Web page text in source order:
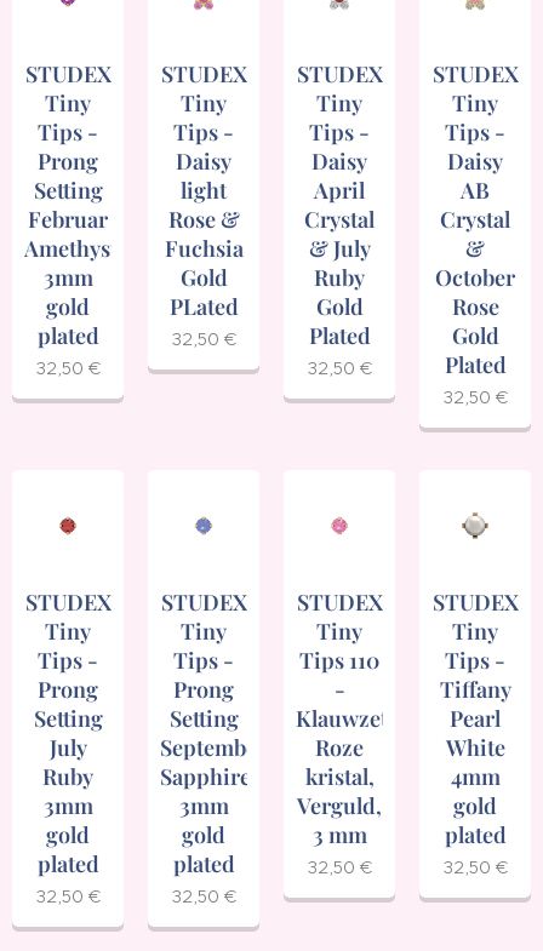
STUDEX
Tiny
Tips -
Prong
Setting
Februar
Amethyst
3mm
gold
plated
32,50 €
STUDEX
Tiny
Tips -
Daisy
light
Rose &
Fuchsia
Gold
PLated
32,50 €
STUDEX
Tiny
Tips -
Daisy
April
Crystal
& July
Ruby
Gold
Plated
32,50 €
STUDEX
Tiny
Tips -
Daisy
AB
Crystal
&
October
Rose
Gold
Plated
32,50 €
STUDEX
Tiny
Tips -
Prong
Setting
July
Ruby
3mm
gold
plated
32,50 €
STUDEX
Tiny
Tips -
Prong
Setting
September
Sapphire
3mm
gold
plated
32,50 €
STUDEX
Tiny
Tips 110
-
Klauwzetting,
Roze
kristal,
Verguld,
3 mm
32,50 €
STUDEX
Tiny
Tips -
Tiffany
Pearl
White
4mm
gold
plated
32,50 €